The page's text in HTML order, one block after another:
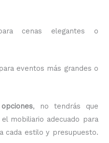
cenas elegantes o
para eventos más grandes o
, no tendrás que
mobiliario adecuado para
cada estilo y presupuesto.